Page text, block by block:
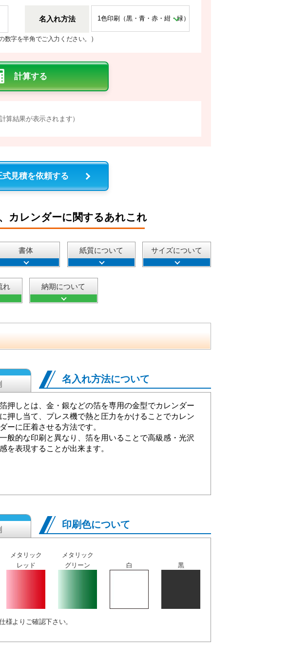
名入れ方法
数字を半角でご入力ください。 ）
算結果が表示されます）
式見積を依頼する
カレンダーに関するあれこれ
書体 紙質について サイズについて
れ 納期について
名入れ方法について
箔押しとは、金・銀などの箔を専用の金型でカレンダー
に押し当て、プレス機で熱と圧力をかけることでカレン
ダーに圧着させる方法です。
一般的な印刷と異なり、箔を用いることで高級感・光沢
感を表現することが出来ます。
印刷色について
メタリック
レッド
メタリック
グリーン
白 黒
様よりご確認下さい。